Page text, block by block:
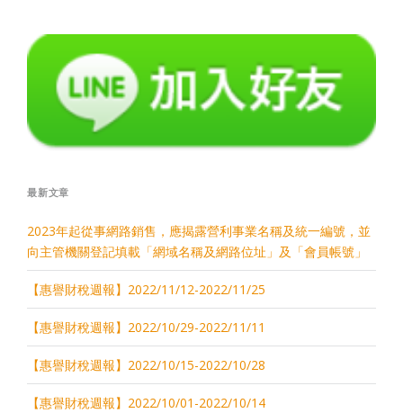
最新文章
2023年起從事網路銷售，應揭露營利事業名稱及統一編號，並
向主管機關登記填載「網域名稱及網路位址」及「會員帳號」
【惠譽財稅週報】2022/11/12-2022/11/25
【惠譽財稅週報】2022/10/29-2022/11/11
【惠譽財稅週報】2022/10/15-2022/10/28
【惠譽財稅週報】2022/10/01-2022/10/14